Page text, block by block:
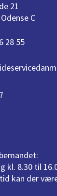
21
C
28 55
kl. 8.30 til
kan der